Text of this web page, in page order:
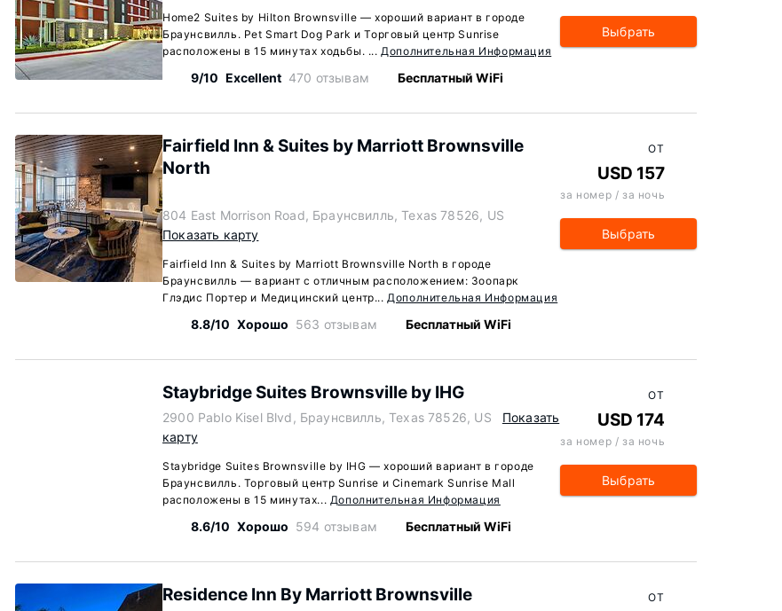
Home2 Suites by Hilton Brownsville — хороший вариант в городе
Браунсвилль. Pet Smart Dog Park и Торговый центр Sunrise
расположены в 15 минутах ходьбы. ...Дополнительная Информация
9/10 Excellent 470 отзывам Бесплатный WiFi
Выбрать
Fairfield Inn & Suites by Marriott Brownsville
North
804 East Morrison Road, Браунсвилль, Texas 78526, US
Показать карту
Fairfield Inn & Suites by Marriott Brownsville North в городе
Браунсвилль — вариант с отличным расположением: Зоопарк
Глэдис Портер и Медицинский центр...Дополнительная Информация
8.8/10 Хорошо 563 отзывам Бесплатный WiFi
ОТ
USD 157
за номер / за ночь
Выбрать
Staybridge Suites Brownsville by IHG
2900 Pablo Kisel Blvd, Браунсвилль, Texas 78526, US
Показать
карту
Staybridge Suites Brownsville by IHG — хороший вариант в городе
Браунсвилль. Торговый центр Sunrise и Cinemark Sunrise Mall
расположены в 15 минутах... Дополнительная Информация
8.6/10 Хорошо 594 отзывам Бесплатный WiFi
ОТ
USD 174
за номер / за ночь
Выбрать
Residence Inn By Marriott Brownsville ОТ